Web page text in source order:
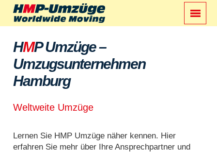
HMP Umzüge –
Umzugsunternehmen
Hamburg
Weltweite Umzüge
Lernen Sie HMP Umzüge näher kennen. Hier
erfahren Sie mehr über Ihre Ansprechpartner und